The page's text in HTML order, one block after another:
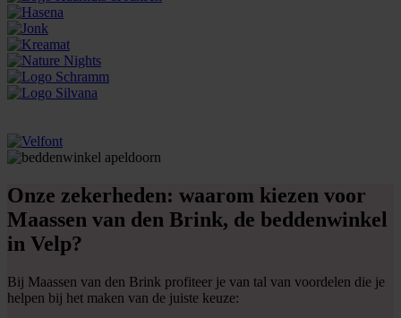
Onze zekerheden: waarom kiezen voor
Maassen van den Brink, de beddenwinkel
in Velp?
Bij Maassen van den Brink profiteer je van tal van voordelen die je
helpen bij het maken van de juiste keuze: